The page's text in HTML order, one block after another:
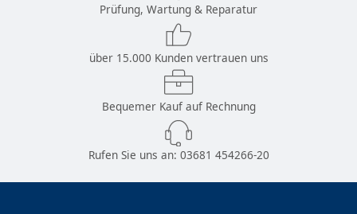
Prüfung, Wartung & Reparatur
über 15.000 Kunden vertrauen uns
Bequemer Kauf auf Rechnung
Rufen Sie uns an: 03681 454266-20